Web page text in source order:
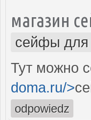
магазин
сейфы для
Тут можно
doma.ru/>
odpowiedz